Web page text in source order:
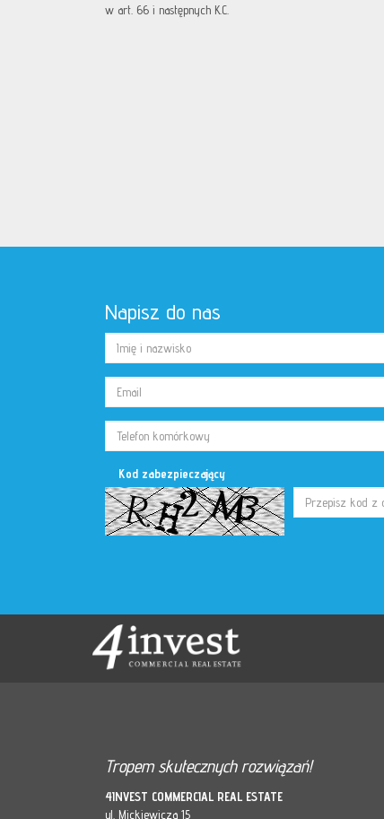
w art. 66 i następnych K.C.
Napisz do nas
Kod zabezpieczający
Tropem skutecznych rozwiązań!
4INVEST COMMERCIAL REAL ESTATE
ul. Mickiewicza 15